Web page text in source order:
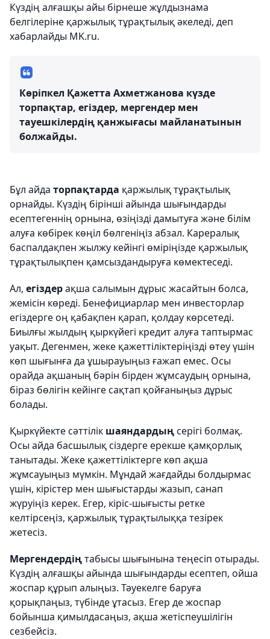
Күздің алғашқы айы бірнеше жұлдызнама
белгілеріне қаржылық тұрақтылық әкеледі, деп
хабарлайды MK.ru.
Көріпкел Қажетта Ахметжанова күзде
торпақтар, егіздер, мергендер мен
тауешкілердің қанжығасы майланатынын
болжайды.
Бұл айда торпақтарда қаржылық тұрақтылық
орнайды. Күздің бірінші айында шығындарды
есептегеннің орнына, өзіңізді дамытуға және білім
алуға көбірек көңіл бөлгеніңіз абзал. Карералық
баспалдақпен жылжу кейінгі өміріңізде қаржылық
тұрақтылықпен қамсыздандыруға көмектеседі.
Ал, егіздерақша салымын дұрыс жасайтын болса,
жемісін көреді. Бенефициарлар мен инвесторлар
егіздерге оң қабақпен қарап, қолдау көрсетеді.
Биылғы жылдың қыркүйегі кредит алуға таптырмас
уақыт. Дегенмен, жеке қажеттіліктеріңізді өтеу үшін
көп шығынға да ұшырауыңыз ғажап емес. Осы
орайда ақшаның бәрін бірден жұмсаудың орнына,
біраз бөлігін кейінге сақтап қойғаныңыз дұрыс
болады.
Қыркүйекте сәттілік шаяндардыңсерігі болмақ.
Осы айда басшылық сіздерге ерекше қамқорлық
танытады. Жеке қажеттіліктерге көп ақша
жұмсауыңыз мүмкін. Мұндай жағдайды болдырмас
үшін, кірістер мен шығыстарды жазып, санап
жүруіңіз керек. Егер, кіріс-шығысты ретке
келтірсеңіз, қаржылық тұрақтылыққа тезірек
жетесіз.
Мергендердіңтабысы шығынына теңесіп отырады.
Күздің алғашқы айында шығындарды есептеп, ойша
жоспар құрып алыңыз. Тәуекелге баруға
қорықпаңыз, түбінде ұтасыз. Егер де жоспар
бойынша қимылдасаңыз, ақша жетіспеушілігін
сезбейсіз.